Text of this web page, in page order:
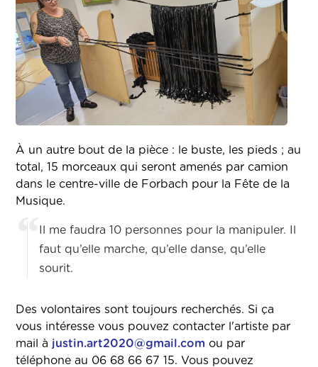
À un autre bout de la pièce : le buste, les pieds ; au
total, 15 morceaux qui seront amenés par camion
dans le centre-ville de Forbach pour la Fête de la
Musique.
Il me faudra 10 personnes pour la manipuler. Il
faut qu’elle marche, qu’elle danse, qu’elle
sourit.
Des volontaires sont toujours recherchés. Si ça
vous intéresse vous pouvez contacter l'artiste par
mail à justin.art2020@gmail.comou par
téléphone au 06 68 66 67 15. Vous pouvez